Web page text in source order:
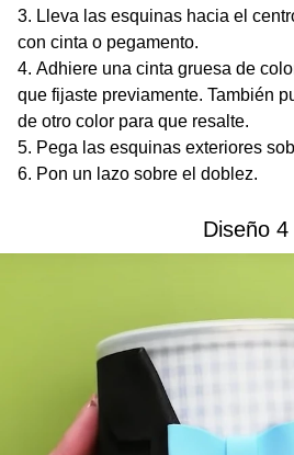
Lleva las esquinas hacia el
con cinta o pegamento.
Adhiere una cinta gruesa de
que fijaste previamente. También
de otro color para que resalte.
Pega las esquinas exteriores
Pon un lazo sobre el doblez.
Diseño 4